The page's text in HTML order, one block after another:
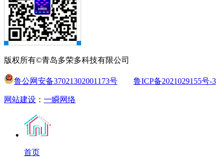
版权所有©青岛多荣多科技有限公司
鲁公网安备37021302001173号 鲁ICP备2021029155号-3
网站建设 ： 一瞬网络
首页